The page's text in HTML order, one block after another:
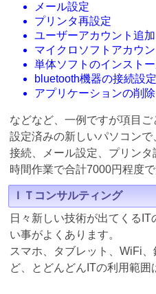
メール設定
プリンタ再設定
ユーザーアカウント追加
マイクロソフトアカウ
単体ソフトのインスト
bluetooth機器の接続設定
アプリケーションの削除
などなど、一例ですが項目
設定済みの新しいパソコン
接続、メール設定、プリン
時間作業で合計7000円程度
ＩＴコンサルティング
日々新しい技術が出てくる
い事がよくあります。
スマホ、タブレット、WiFi
ど、とどんどんITの利用範囲